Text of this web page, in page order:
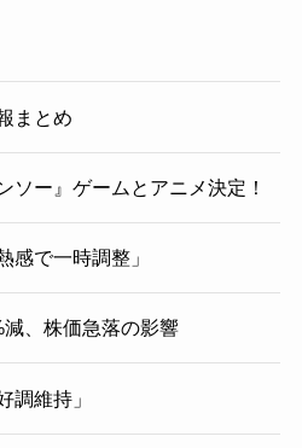
まとめ
ソー』ゲームとアニメ決定！
感で一時調整」
、株価急落の影響
調維持」